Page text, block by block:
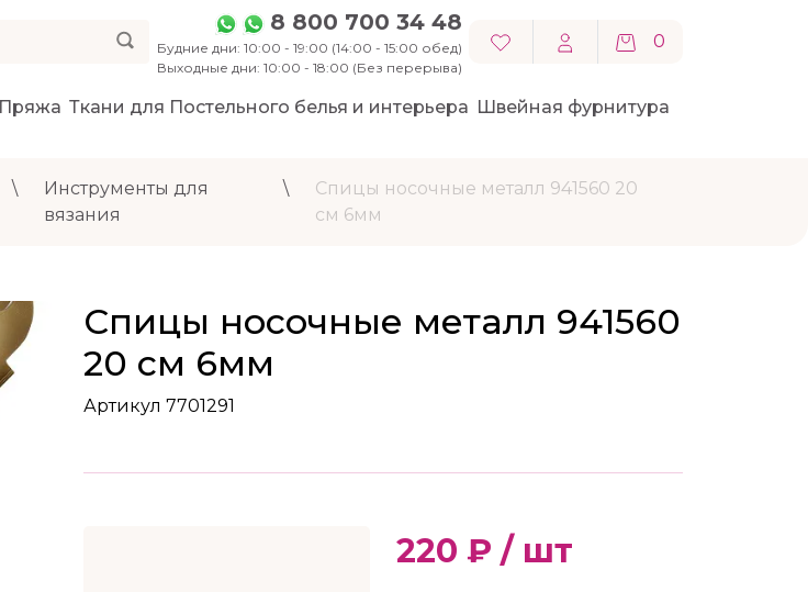
8 800 700 34 48
Будние дни: 10:00 - 19:00 (14:00 - 15:00 обед)
Выходные дни: 10:00 - 18:00 (Без перерыва)
0
Пряжа Ткани для Постельного белья и интерьера Швейная фурнитура
\
Инструменты для
вязания
\
Спицы носочные металл 941560 20
см 6мм
Спицы носочные металл 941560
20 см 6мм
Артикул 7701291
220 ₽ / шт